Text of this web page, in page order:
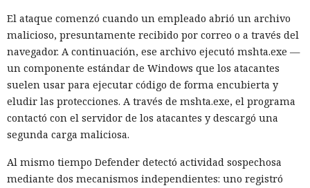
El ataque comenzó cuando un empleado abrió un archivo
malicioso, presuntamente recibido por correo o a través del
navegador. A continuación, ese archivo ejecutó mshta.exe —
un componente estándar de Windows que los atacantes
suelen usar para ejecutar código de forma encubierta y
eludir las protecciones. A través de mshta.exe, el programa
contactó con el servidor de los atacantes y descargó una
segunda carga maliciosa.
Al mismo tiempo Defender detectó actividad sospechosa
mediante dos mecanismos independientes: uno registró